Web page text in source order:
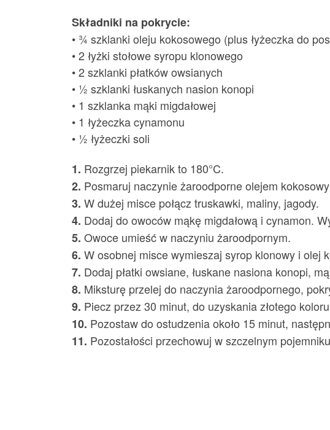
Składniki na pokrycie:
• ¾ szklanki oleju kokosowego (plus łyżeczka do
• 2 łyżki stołowe syropu klonowego
• 2 szklanki płatków owsianych
• ½ szklanki łuskanych nasion konopi
• 1 szklanka mąki migdałowej
• 1 łyżeczka cynamonu
• ½ łyżeczki soli
1. Rozgrzej piekarnik to 180°C.
2. Posmaruj naczynie żaroodporne olejem
3. W dużej misce połącz truskawki, maliny, jagody.
4. Dodaj do owoców mąkę migdałową i cynamon.
5. Owoce umieść w naczyniu żaroodpornym.
6. W osobnej misce wymieszaj syrop klonowy i olej
7. Dodaj płatki owsiane, łuskane nasiona konopi,
8. Miksturę przelej do naczynia żaroodpornego,
9. Piecz przez 30 minut, do uzyskania złotego
10. Pozostaw do ostudzenia około 15 minut,
11. Pozostałości przechowuj w szczelnym